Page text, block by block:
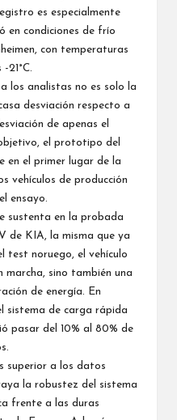
es especialmente
en condiciones de frío
con temperaturas
los analistas no es solo la
desviación respecto a
de apenas el
el prototipo del
en el primer lugar de la
vehículos de producción
ensayo.
sustenta en la probada
de KIA, la misma que ya
test noruego, el vehículo
marcha, sino también una
de energía. En
sistema de carga rápida
pasar del 10% al 80% de
superior a los datos
la robustez del sistema
frente a las duras